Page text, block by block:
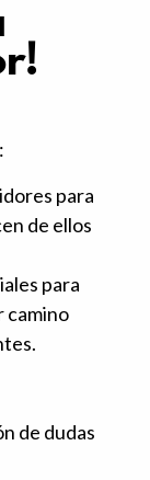
para
de ellos
para
camino
de dudas